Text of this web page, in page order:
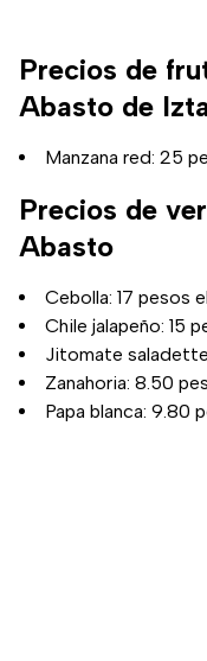
Precios de
Abasto de
Manzana red: 25
Precios de
Abasto
Cebolla: 17 pesos
Chile jalapeño: 15
Jitomate
Zanahoria: 8.50
Papa blanca: 9.80